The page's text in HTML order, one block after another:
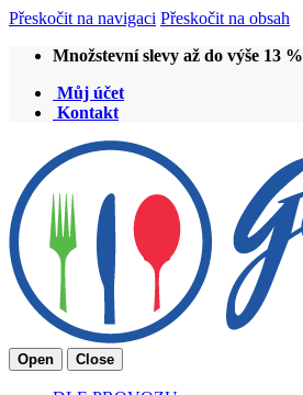
Přeskočit na navigaci Přeskočit na obsah
Množstevní slevy až do výše 13 %
Můj účet
Kontakt
Open Close